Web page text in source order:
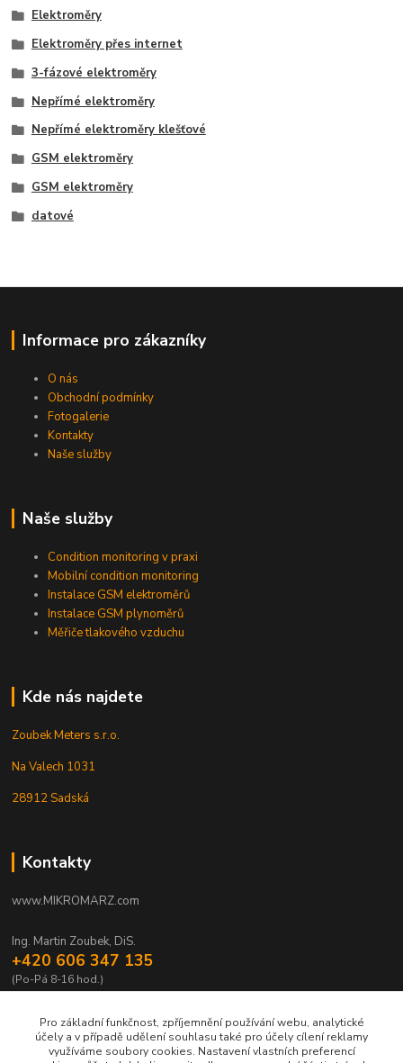
Elektroměry
Elektroměry přes internet
3-fázové elektroměry
Nepřímé elektroměry
Nepřímé elektroměry klešťové
GSM elektroměry
GSM elektroměry
datové
Informace pro zákazníky
O nás
Obchodní podmínky
Fotogalerie
Kontakty
Naše služby
Naše služby
Condition monitoring v praxi
Mobilní condition monitoring
Instalace GSM elektroměrů
Instalace GSM plynoměrů
Měřiče tlakového vzduchu
Kde nás najdete
Zoubek Meters s.r.o.
Na Valech 1031
28912 Sadská
Kontakty
www.MIKROMARZ.com
Ing. Martin Zoubek, DiS.
+420 606 347 135
(Po-Pá 8-16 hod.)
Pro základní funkčnost, zpříjemnění používání webu, analytické
účely a v případě udělení souhlasu také pro účely cílení reklamy
využíváme soubory cookies. Nastavení vlastních preferencí